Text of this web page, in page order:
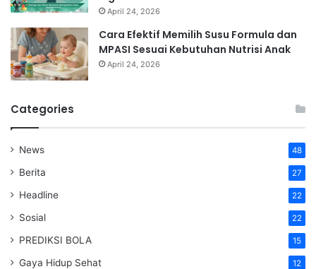
April 24, 2026
Cara Efektif Memilih Susu Formula dan
MPASI Sesuai Kebutuhan Nutrisi Anak
April 24, 2026
Categories
News 48
Berita 27
Headline 22
Sosial 22
PREDIKSI BOLA 15
Gaya Hidup Sehat 12